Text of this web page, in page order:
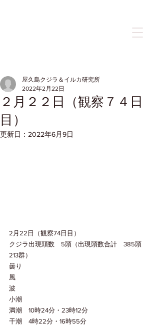
２月２２日（観察７４日
目）
屋久島クジラ＆イルカ研究所
2022年2月22日
更新日： 2022年6月9日
2月22日（観察74日目）
クジラ出現頭数　5頭（出現頭数合計　385頭
213群）
曇り
風
波
小潮
満潮　10時24分・23時12分
干潮　4時22分・16時55分